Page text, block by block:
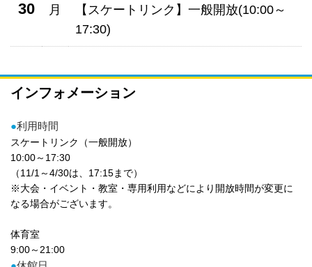
30 月
【スケートリンク】一般開放(10:00～
17:30)
インフォメーション
●利用時間
スケートリンク（一般開放）
10:00～17:30
（11/1～4/30は、17:15まで）
※大会・イベント・教室・専用利用などにより開放時間が変更に
なる場合がございます。
体育室
9:00～21:00